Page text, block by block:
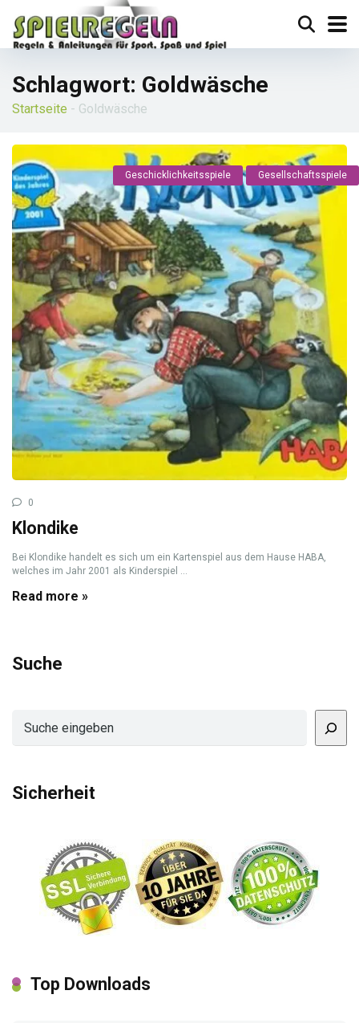
Schlagwort: Goldwäsche
Startseite - Goldwäsche
Geschicklichkeitsspiele Gesellschaftsspiele
0
Klondike
Bei Klondike handelt es sich um ein Kartenspiel aus dem Hause HABA,
welches im Jahr 2001 als Kinderspiel ...
Read more »
Suche
Sicherheit
Top Downloads